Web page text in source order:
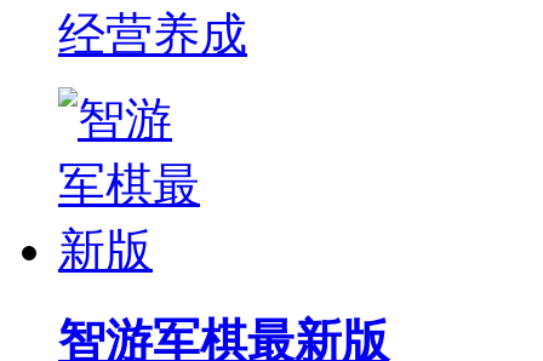
经营养成
智游军棋最新版